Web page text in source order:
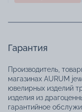
Гарантия
Производитель,
магазинах AURUM
ювелирных изделий
изделия из
гарантийное